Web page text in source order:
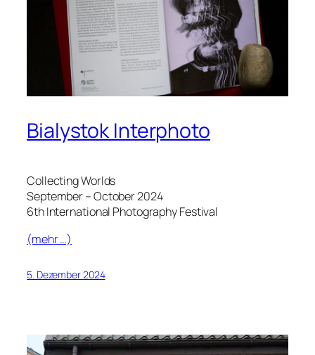
Bialystok Interphoto
Collecting Worlds
September – October 2024
6th International Photography Festival
(mehr …)
5. Dezember 2024